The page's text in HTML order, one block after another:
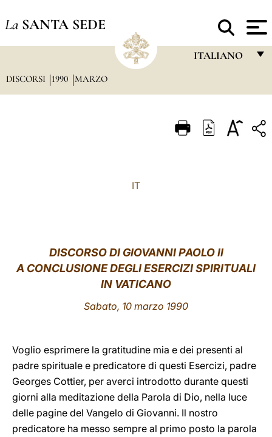
La SANTA SEDE
ITALIANO
ITALIANO
中文
DISCORSI 1990 MARZO
IT
DISCORSO DI GIOVANNI PAOLO II
A CONCLUSIONE DEGLI ESERCIZI SPIRITUALI
IN VATICANO
Sabato, 10 marzo 1990
Voglio esprimere la gratitudine mia e dei presenti al
padre spirituale e predicatore di questi Esercizi, padre
Georges Cottier, per averci introdotto durante questi
giorni alla meditazione della Parola di Dio, nella luce
delle pagine del Vangelo di Giovanni. Il nostro
predicatore ha messo sempre al primo posto la parola